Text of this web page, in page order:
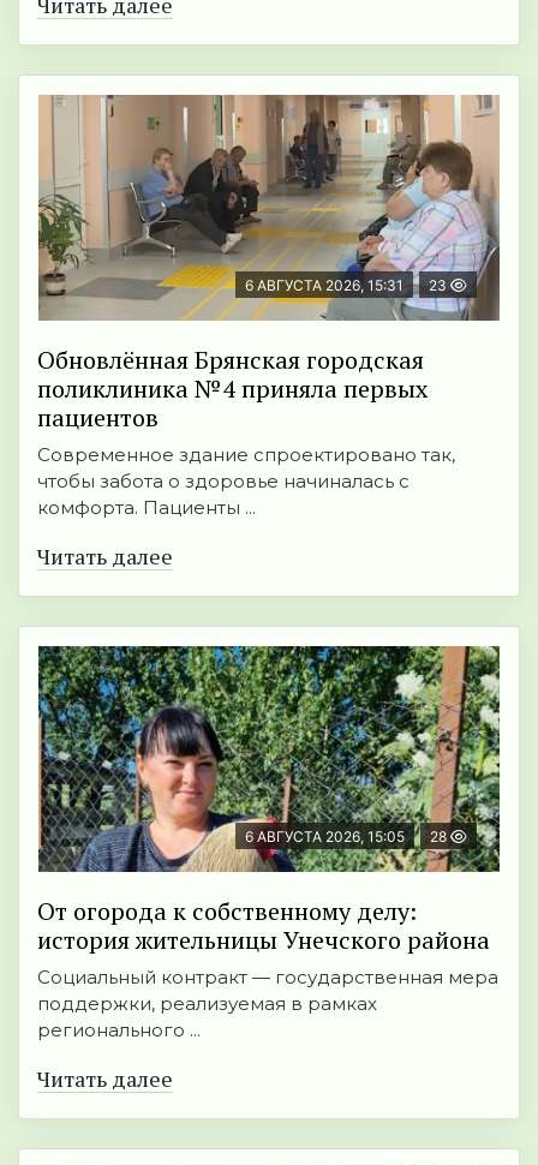
6 АВГУСТА 2026, 15:31 23
Обновлённая Брянская городская
поликлиника №4 приняла первых
пациентов
Современное здание спроектировано так,
чтобы забота о здоровье начиналась с
комфорта. Пациенты ...
Читать далее
6 АВГУСТА 2026, 15:05 28
От огорода к собственному делу:
история жительницы Унечского района
Социальный контракт — государственная мера
поддержки, реализуемая в рамках
регионального ...
Читать далее